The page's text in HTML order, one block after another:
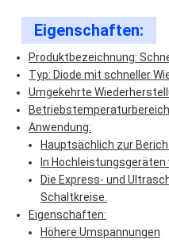
Eigenschaften:
Produktbezeichnung:
Typ: Diode mit schneller
Umgekehrte
Anwendung:
Hauptsächlich zur
In
Die Express- und
Schaltkreise.
Eigenschaften:
Höhere Umspannungen